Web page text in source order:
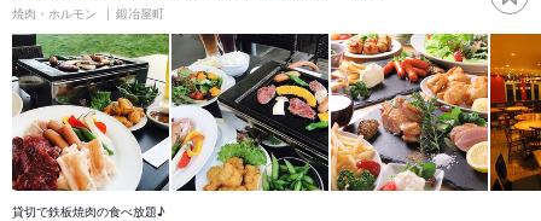
焼肉・ホルモン 鍛冶屋町
貸切で鉄板焼肉の食べ放題♪